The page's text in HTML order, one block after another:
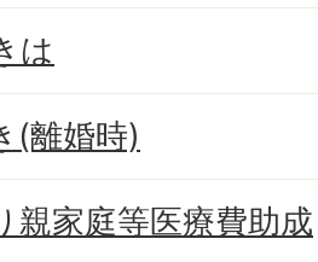
は
(離婚時)
親家庭等医療費助成